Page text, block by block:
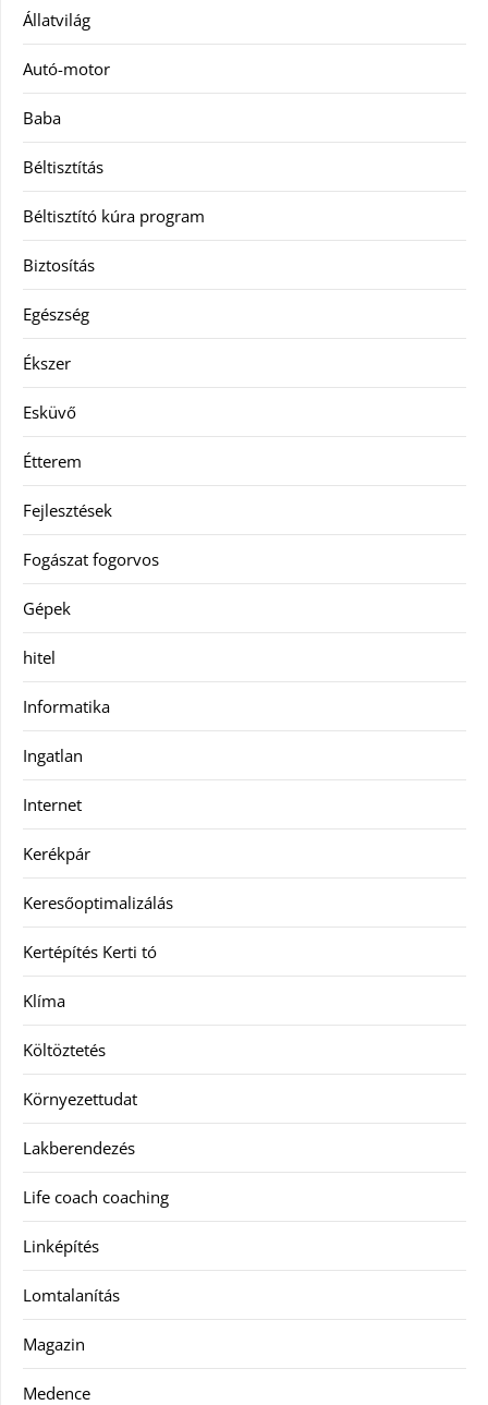
Állatvilág
Autó-motor
Baba
Béltisztítás
Béltisztító kúra program
Biztosítás
Egészség
Ékszer
Esküvő
Étterem
Fejlesztések
Fogászat fogorvos
Gépek
hitel
Informatika
Ingatlan
Internet
Kerékpár
Keresőoptimalizálás
Kertépítés Kerti tó
Klíma
Költöztetés
Környezettudat
Lakberendezés
Life coach coaching
Linképítés
Lomtalanítás
Magazin
Medence